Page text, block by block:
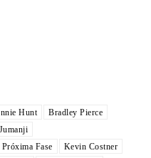
Hunt
Bradley Pierce
Jumanji
Fase
Kevin Costner